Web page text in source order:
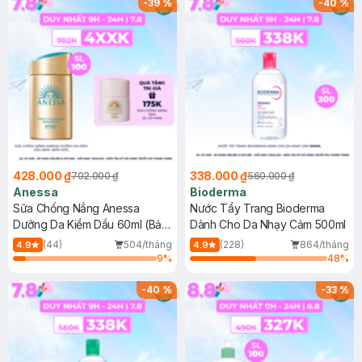
-39%
428.000 ₫702.000 ₫
Anessa
Sữa Chống Nắng Anessa
Dưỡng Da Kiềm Dầu 60ml (Bản
Mới)
4.9 (44)
504/tháng
9%
-40%
338.000 ₫560.000 ₫
Bioderma
Nước Tẩy Trang Bioderma
Dành Cho Da Nhạy Cảm 500ml
4.9 (228)
864/tháng
48%
-40% -33%